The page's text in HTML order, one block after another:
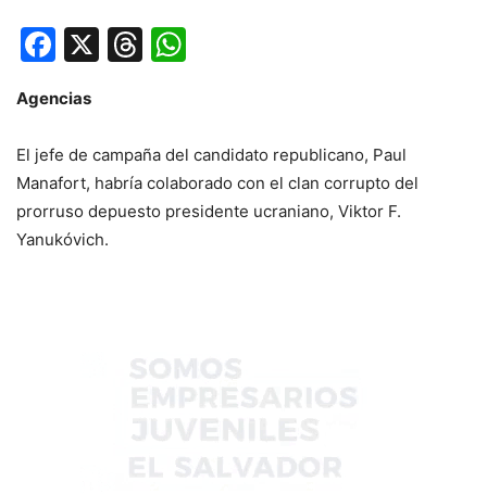
Facebook
X Threads
Agencias
El jefe de campaña del candidato republicano, Paul
Manafort, habría colaborado con el clan corrupto del
prorruso depuesto presidente ucraniano, Viktor F.
Yanukóvich.